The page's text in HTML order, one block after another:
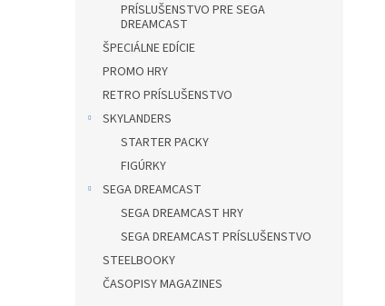
PRÍSLUŠENSTVO PRE SEGA
DREAMCAST
ŠPECIÁLNE EDÍCIE
PROMO HRY
RETRO PRÍSLUŠENSTVO
SKYLANDERS
STARTER PACKY
FIGÚRKY
SEGA DREAMCAST
SEGA DREAMCAST HRY
SEGA DREAMCAST PRÍSLUŠENSTVO
STEELBOOKY
ČASOPISY MAGAZINES